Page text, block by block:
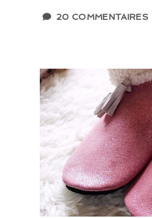
20 COMMENTAIRES